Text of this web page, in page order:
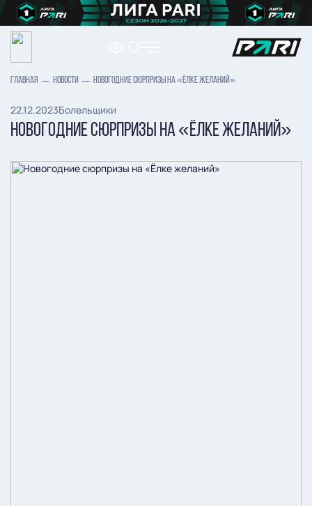
ГЛАВНАЯ НОВОСТИ НОВОГОДНИЕ СЮРПРИЗЫ НА «ЁЛКЕ ЖЕЛАНИЙ»
22.12.2023Болельщики
НОВОГОДНИЕ СЮРПРИЗЫ НА «ЁЛКЕ ЖЕЛАНИЙ»